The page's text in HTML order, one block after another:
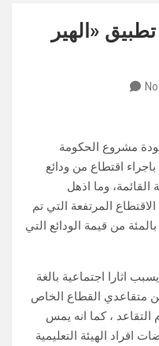
تطبيق «الهير
مشروع الحكومة
اقتطاع من ودائع
وما اذهل
المرتفعة التي تم
من قيمة الودائع التي
اثارا اجتماعية بالغة
متقاعدي القطاع الخاص
التقاعد ، كما انه يمس
افراد الهيئة التعليمية